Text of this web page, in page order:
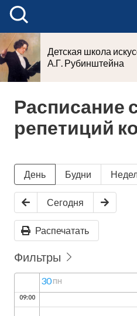
Детская школа
А.Г. Рубинштейна
Расписание
репетиций
День Будни
Сегодня
Распечатать
Фильтры
30 ПН
09:00